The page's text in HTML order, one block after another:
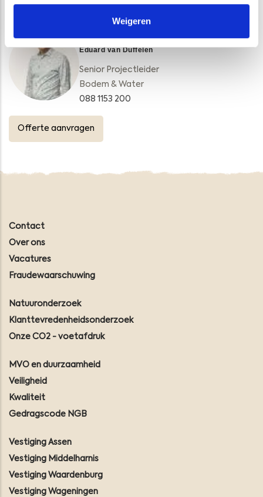
Weigeren
VRAGEN?
Eduard van Duffelen
Senior Projectleider
Bodem & Water
088 1153 200
Offerte aanvragen
Contact
Over ons
Vacatures
Fraudewaarschuwing
Natuuronderzoek
Klanttevredenheidsonderzoek
Onze CO2 - voetafdruk
MVO en duurzaamheid
Veiligheid
Kwaliteit
Gedragscode NGB
Vestiging Assen
Vestiging Middelharnis
Vestiging Waardenburg
Vestiging Wageningen